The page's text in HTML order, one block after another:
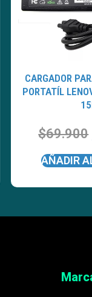
CARGADOR
PORTATÍL
$69.900
AÑADIR